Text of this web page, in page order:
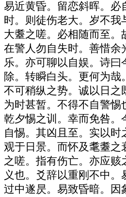
易近黄昏。留恋斜晖。必
时。则徒伤老大。岁不我
大耋之嗟。必相随而至。
在警人勿自失时。善惜余
乐。亦可聊以自娱。诗曰
除。转瞬白头。更何为哉
不可稍纵之势。诚以日之
为时甚暂。不得不自警惕
乾夕惕之训。幸而免咎。
自惕。其凶且至。实以时
观于日景。而怀及耄耋之
之嗟。指有伤亡。亦应赅
义也。爻辞以重刚不中。
过中遂昃。易致昏暗。因